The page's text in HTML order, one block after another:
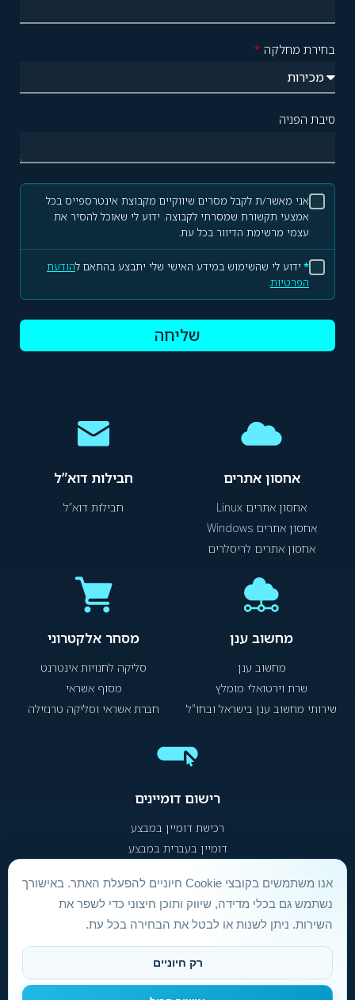
בחירת מחלקה *
סיבת הפניה
אני מאשר/ת לקבל מסרים שיווקיים מקבוצת אינטרספייס בכל
אמצעי תקשורת שמסרתי לקבוצה. ידוע לי שאוכל להסיר את
עצמי מרשימת הדיוור בכל עת.
* ידוע לי שהשימוש במידע האישי שלי יתבצע בהתאם להודעת
הפרטיות.
שליחה
אחסון אתרים
אחסון אתרים Linux
אחסון אתרים Windows
אחסון אתרים לריסלרים
חבילות דוא”ל
חבילות דוא”ל
מחשוב ענן
מחשוב ענן
שרת וירטואלי מומלץ
שירותי מחשוב ענן בישראל ובחו"ל
מסחר אלקטרוני
סליקה לחנויות אינטרנט
מסוף אשראי
חברת אשראי וסליקה טרנזילה
רישום דומיינים
רכישת דומיין במבצע
דומיין בעברית במבצע
הסכם שירות ותנאי שימוש| הצהרת נגישות| מדיניות פרטיות
073-222-4444 | וואטסאפ:
אנו משתמשים בקובצי Cookie חיוניים להפעלת האתר. באישורך
נשתמש גם בכלי מדידה, שיווק ותוכן חיצוני כדי לשפר את
השירות. ניתן לשנות או לבטל את הבחירה בכל עת.
רק חיוניים